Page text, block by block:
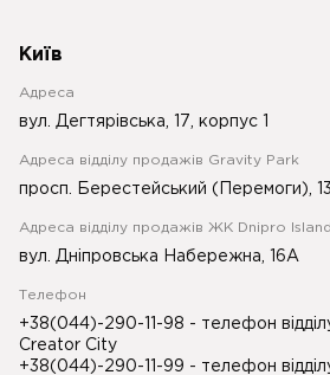
Київ
Адреса
вул. Дегтярівська, 17, корпус 1
Адреса відділу продажів Gravity Park
просп. Берестейський (Перемоги),
Адреса відділу продажів ЖК Dnipro Island
вул. Дніпровська Набережна, 16А
Телефон
+38(044)-290-11-98 - телефон
Creator City
+38(044)-290-11-99 - телефон